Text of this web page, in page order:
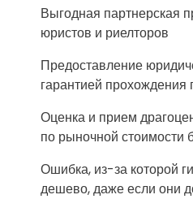
Выгодная партнерская
юристов и риелторов
Предоставление
гарантией прохождения
Оценка и прием
по рыночной стоимости
Ошибка, из-за которой
дешево, даже если они